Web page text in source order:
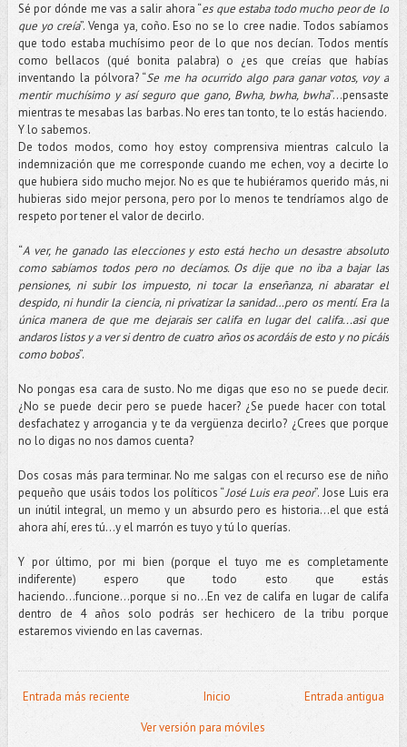
Sé por dónde me vas a salir ahora “es que estaba todo mucho peor de lo
que yo creía”. Venga ya, coño. Eso no se lo cree nadie. Todos sabíamos
que todo estaba muchísimo peor de lo que nos decían. Todos mentís
como bellacos (qué bonita palabra) o ¿es que creías que habías
inventando la pólvora? “Se me ha ocurrido algo para ganar votos, voy a
mentir muchísimo y así seguro que gano, Bwha, bwha, bwha”...pensaste
mientras te mesabas las barbas. No eres tan tonto, te lo estás haciendo.
Y lo sabemos.
De todos modos, como hoy estoy comprensiva mientras calculo la
indemnización que me corresponde cuando me echen, voy a decirte lo
que hubiera sido mucho mejor. No es que te hubiéramos querido más, ni
hubieras sido mejor persona, pero por lo menos te tendríamos algo de
respeto por tener el valor de decirlo.
“A ver, he ganado las elecciones y esto está hecho un desastre absoluto
como sabíamos todos pero no decíamos. Os dije que no iba a bajar las
pensiones, ni subir los impuesto, ni tocar la enseñanza, ni abaratar el
despido, ni hundir la ciencia, ni privatizar la sanidad…pero os mentí. Era la
única manera de que me dejarais ser califa en lugar del califa...asi que
andaros listos y a ver si dentro de cuatro años os acordáis de esto y no picáis
como bobos”.
No pongas esa cara de susto. No me digas que eso no se puede decir.
¿No se puede decir pero se puede hacer? ¿Se puede hacer con total
desfachatez y arrogancia y te da vergüenza decirlo? ¿Crees que porque
no lo digas no nos damos cuenta?
Dos cosas más para terminar. No me salgas con el recurso ese de niño
pequeño que usáis todos los políticos “José Luis era peor”. Jose Luis era
un inútil integral, un memo y un absurdo pero es historia...el que está
ahora ahí, eres tú...y el marrón es tuyo y tú lo querías.
Y por último, por mi bien (porque el tuyo me es completamente
indiferente) espero que todo esto que estás
haciendo...funcione...porque si no...En vez de califa en lugar de califa
dentro de 4 años solo podrás ser hechicero de la tribu porque
estaremos viviendo en las cavernas.
Entrada más reciente Entrada antigua
Inicio
Ver versión para móviles